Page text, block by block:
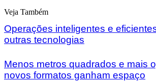
Veja Também
Operações inteligentes e
outras tecnologias
Menos metros quadrados e mais
novos formatos ganham espaço